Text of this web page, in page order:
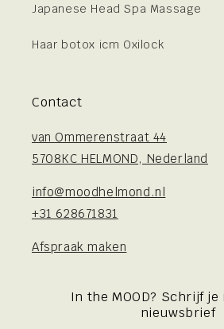
Japanese Head Spa Massage
Haar botox icm Oxilock
Contact
van Ommerenstraat 44
5708KC HELMOND, Nederland
info@moodhelmond.nl
+31 628671831
Afspraak maken
In the MOOD? Schrijf je
nieuwsbrief